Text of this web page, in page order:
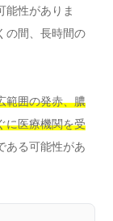
能性がありま
の間、長時間の
範囲の発赤、膿
に医療機関を受
ある可能性があ